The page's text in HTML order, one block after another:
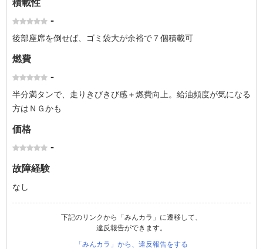
積載性
-
後部座席を倒せば、ゴミ袋大が余裕で７個積載可
燃費
-
半分満タンで、走りきびきび感＋燃費向上。給油頻度が気になる
方はＮＧかも
価格
-
故障経験
なし
下記のリンクから「みんカラ」に遷移して、
違反報告ができます。
「みんカラ」から、違反報告をする